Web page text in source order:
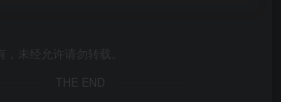
，未经允许请勿转载。
THE END